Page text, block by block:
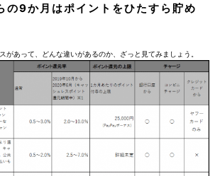
9か月はポイントをひたすら貯め
があって、どんな違いがあるのか、ざっと見てみましょう。